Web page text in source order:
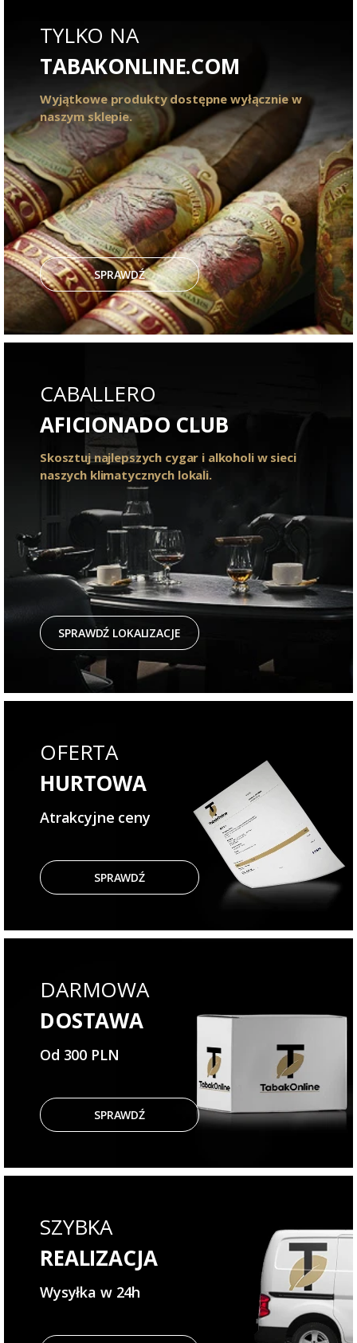
TYLKO NA
TABAKONLINE.COM
Wyjątkowe produkty dostępne wyłącznie w
naszym sklepie.
SPRAWDŹ
CABALLERO
AFICIONADO CLUB
Skosztuj najlepszych cygar i alkoholi w sieci
naszych klimatycznych lokali.
SPRAWDŹ LOKALIZACJE
OFERTA
HURTOWA
Atrakcyjne ceny
SPRAWDŹ
DARMOWA
DOSTAWA
Od 300 PLN
SPRAWDŹ
SZYBKA
REALIZACJA
Wysyłka w 24h